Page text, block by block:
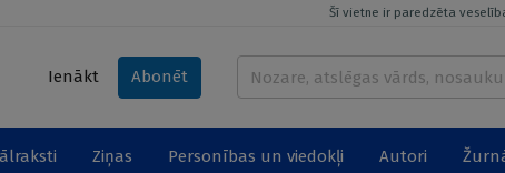
Šī vietne ir paredzēta
Ienākt Abonēt
Ziņas Personības un viedokļi Autori